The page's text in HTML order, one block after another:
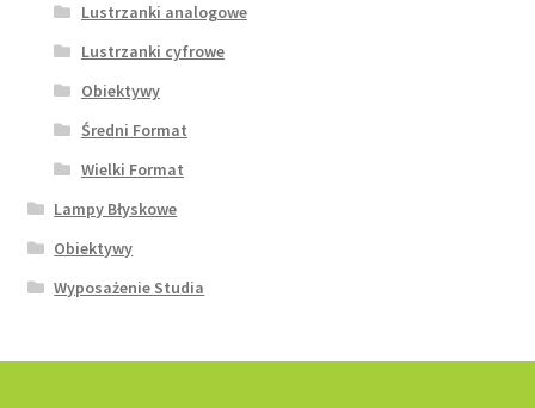
Lustrzanki analogowe
Lustrzanki cyfrowe
Obiektywy
Średni Format
Wielki Format
Lampy Błyskowe
Obiektywy
Wyposażenie Studia